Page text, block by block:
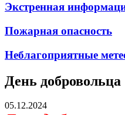
Экстренная
Пожарная опасность
Неблагоприятные
День добровольца
05.12.2024